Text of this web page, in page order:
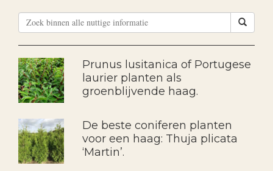
Prunus lusitanica of Portugese
laurier planten als
groenblijvende haag.
De beste coniferen planten
voor een haag: Thuja plicata
‘Martin’.